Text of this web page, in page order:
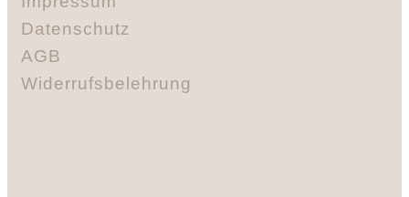
Datenschutz
AGB
Widerrufsbelehrung